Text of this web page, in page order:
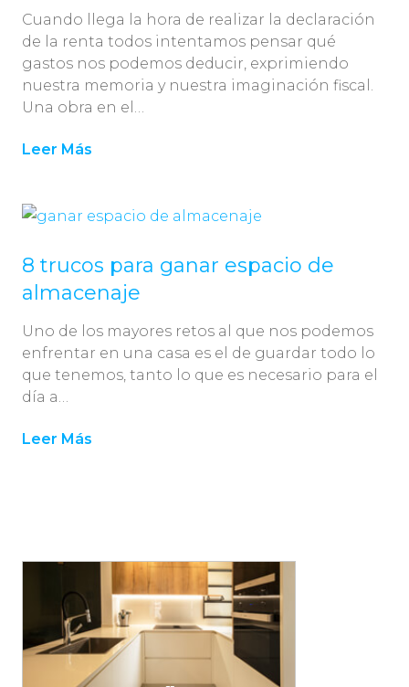
Cuando llega la hora de realizar la declaración
de la renta todos intentamos pensar qué
gastos nos podemos deducir, exprimiendo
nuestra memoria y nuestra imaginación fiscal.
Una obra en el…
Leer Más
8 trucos para ganar espacio de
almacenaje
Uno de los mayores retos al que nos podemos
enfrentar en una casa es el de guardar todo lo
que tenemos, tanto lo que es necesario para el
día a…
Leer Más